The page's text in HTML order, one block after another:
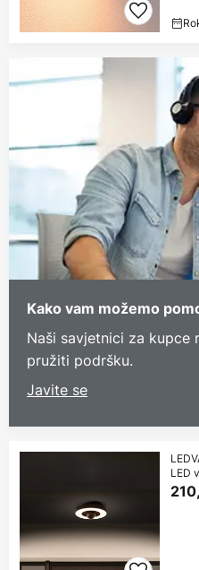
Kako vam možemo
Naši savjetnici za kupce
pružiti podršku.
Javite se
LED